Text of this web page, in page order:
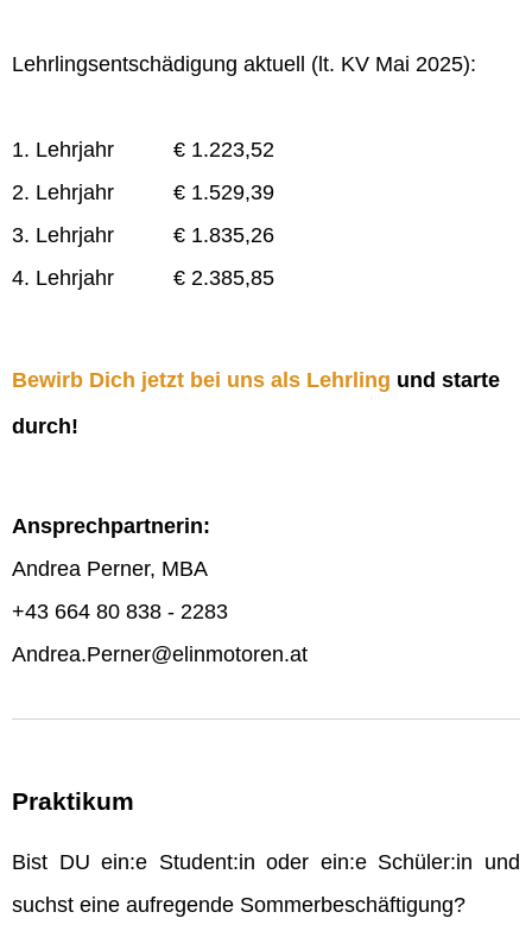
Lehrlingsentschädigung aktuell (lt. KV Mai 2025):
1. Lehrjahr € 1.223,52
2. Lehrjahr € 1.529,39
3. Lehrjahr € 1.835,26
4. Lehrjahr € 2.385,85
Bewirb Dich jetzt bei uns als Lehrling und starte
durch!
Ansprechpartnerin:
Andrea Perner, MBA
+43 664 80 838 - 2283
Andrea.Perner@elinmotoren.at
Praktikum
Bist DU ein:e Student:in oder ein:e Schüler:in und
suchst eine aufregende Sommerbeschäftigung?